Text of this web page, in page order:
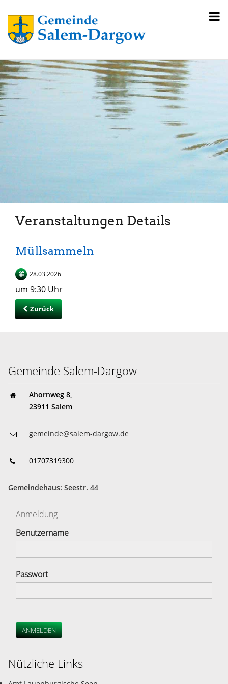
Veranstaltungen Details
Müllsammeln
28.03.2026
um 9:30 Uhr
Zurück
Gemeinde Salem-Dargow
Ahornweg 8,
23911 Salem
gemeinde@salem-dargow.de
01707319300
Gemeindehaus: Seestr. 44
Anmeldung
Benutzername
Passwort
ANMELDEN
Nützliche Links